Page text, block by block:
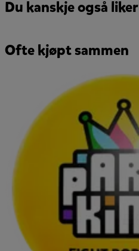
Du kanskje også liker
Ofte kjøpt sammen